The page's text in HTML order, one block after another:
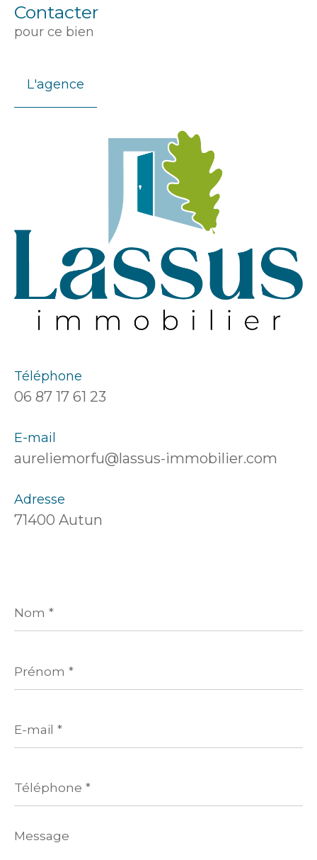
Contacter
pour ce bien
L'agence
Téléphone
06 87 17 61 23
E-mail
aureliemorfu@lassus-immobilier.com
Adresse
71400 Autun
*
*
mail
*
*
Message
*